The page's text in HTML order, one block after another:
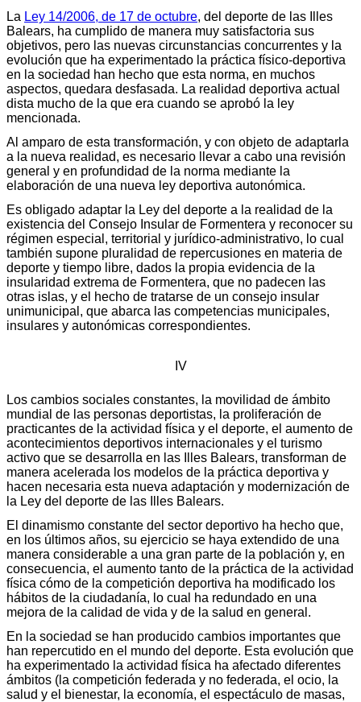
La Ley 14/2006, de 17 de octubre, del deporte de las Illes
Balears, ha cumplido de manera muy satisfactoria sus
objetivos, pero las nuevas circunstancias concurrentes y la
evolución que ha experimentado la práctica físico-deportiva
en la sociedad han hecho que esta norma, en muchos
aspectos, quedara desfasada. La realidad deportiva actual
dista mucho de la que era cuando se aprobó la ley
mencionada.
Al amparo de esta transformación, y con objeto de adaptarla
a la nueva realidad, es necesario llevar a cabo una revisión
general y en profundidad de la norma mediante la
elaboración de una nueva ley deportiva autonómica.
Es obligado adaptar la Ley del deporte a la realidad de la
existencia del Consejo Insular de Formentera y reconocer su
régimen especial, territorial y jurídico-administrativo, lo cual
también supone pluralidad de repercusiones en materia de
deporte y tiempo libre, dados la propia evidencia de la
insularidad extrema de Formentera, que no padecen las
otras islas, y el hecho de tratarse de un consejo insular
unimunicipal, que abarca las competencias municipales,
insulares y autonómicas correspondientes.
IV
Los cambios sociales constantes, la movilidad de ámbito
mundial de las personas deportistas, la proliferación de
practicantes de la actividad física y el deporte, el aumento de
acontecimientos deportivos internacionales y el turismo
activo que se desarrolla en las Illes Balears, transforman de
manera acelerada los modelos de la práctica deportiva y
hacen necesaria esta nueva adaptación y modernización de
la Ley del deporte de las Illes Balears.
El dinamismo constante del sector deportivo ha hecho que,
en los últimos años, su ejercicio se haya extendido de una
manera considerable a una gran parte de la población y, en
consecuencia, el aumento tanto de la práctica de la actividad
física cómo de la competición deportiva ha modificado los
hábitos de la ciudadanía, lo cual ha redundado en una
mejora de la calidad de vida y de la salud en general.
En la sociedad se han producido cambios importantes que
han repercutido en el mundo del deporte. Esta evolución que
ha experimentado la actividad física ha afectado diferentes
ámbitos (la competición federada y no federada, el ocio, la
salud y el bienestar, la economía, el espectáculo de masas,